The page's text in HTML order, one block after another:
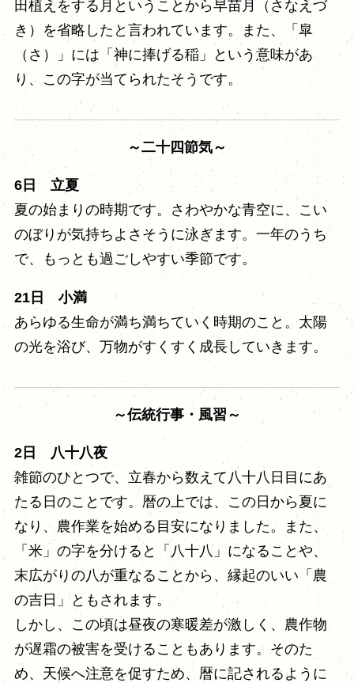
田植えをする月ということから早苗月（さなえづ
き）を省略したと言われています。また、「皐
（さ）」には「神に捧げる稲」という意味があ
り、この字が当てられたそうです。
～二十四節気～
6日 立夏
夏の始まりの時期です。さわやかな青空に、こい
のぼりが気持ちよさそうに泳ぎます。一年のうち
で、もっとも過ごしやすい季節です。
21日 小満
あらゆる生命が満ち満ちていく時期のこと。太陽
の光を浴び、万物がすくすく成長していきます。
～伝統行事・風習～
2日 八十八夜
雑節のひとつで、立春から数えて八十八日目にあ
たる日のことです。暦の上では、この日から夏に
なり、農作業を始める目安になりました。また、
「米」の字を分けると「八十八」になることや、
末広がりの八が重なることから、縁起のいい「農
の吉日」ともされます。
しかし、この頃は昼夜の寒暖差が激しく、農作物
が遅霜の被害を受けることもあります。そのた
め、天候へ注意を促すため、暦に記されるように